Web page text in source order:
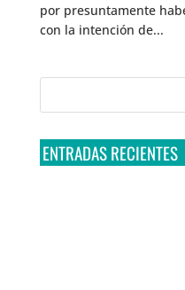
por presuntamente
con la intención de...
ENTRADAS RECIENTES